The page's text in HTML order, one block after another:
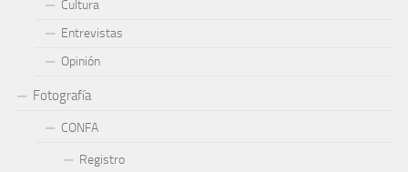
Cultura
Entrevistas
Opinión
Fotografía
CONFA
Registro